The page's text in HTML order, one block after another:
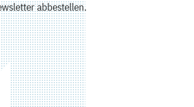
abbestellen.